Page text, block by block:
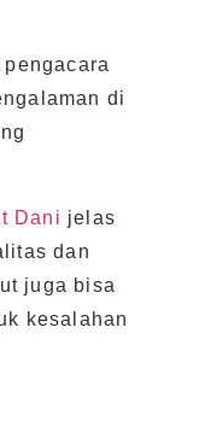
di
Dani jelas
dan
juga bisa
kesalahan